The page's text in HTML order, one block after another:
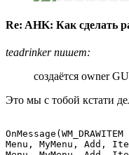
Re: AHK: Как сделать
teadrinker пишет:
создаётся owner
Это мы с тобой кстати
Menu, MyMenu, Add,